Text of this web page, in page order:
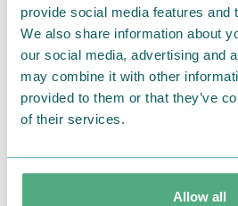
provide social media features and
We also share information about
our social media, advertising and
may combine it with other
provided to them or that they’ve
of their services.
Allow all